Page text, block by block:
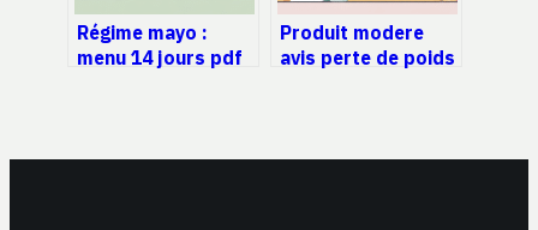
Régime mayo :
menu 14 jours pdf
Produit modere
avis perte de poids